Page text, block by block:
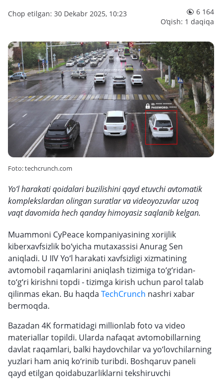
Chop etilgan: 30 Dekabr 2025, 10:23
6 164
O‘qish: 1 daqiqa
Foto: techcrunch.com
Yo‘l harakati qoidalari buzilishini qayd etuvchi avtomatik
komplekslardan olingan suratlar va videoyozuvlar uzoq
vaqt davomida hech qanday himoyasiz saqlanib kelgan.
Muammoni CyPeace kompaniyasining xorijlik
kiberxavfsizlik bo‘yicha mutaxassisi Anurag Sen
aniqladi. U IIV Yo‘l harakati xavfsizligi xizmatining
avtomobil raqamlarini aniqlash tizimiga to‘g‘ridan-
to‘g‘ri kirishni topdi - tizimga kirish uchun parol talab
qilinmas ekan. Bu haqda TechCrunch nashri xabar
bermoqda.
Bazadan 4K formatidagi millionlab foto va video
materiallar topildi. Ularda nafaqat avtomobillarning
davlat raqamlari, balki haydovchilar va yo‘lovchilarning
yuzlari ham aniq ko‘rinib turibdi. Boshqaruv paneli
qayd etilgan qoidabuzarliklarni tekshiruvchi